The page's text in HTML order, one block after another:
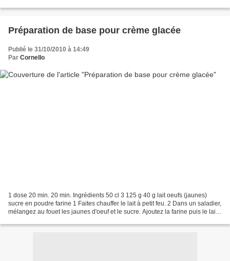
Préparation de base pour crème glacée
Publié le 31/10/2010 à 14:49
Par Cornello
1 dose 20 min. 20 min. Ingrédients 50 cl 3 125 g 40 g lait oeufs (jaunes)
sucre en poudre farine 1 Faites chauffer le lait à petit feu. 2 Dans un saladier,
mélangez au fouet les jaunes d'oeuf et le sucre. Ajoutez la farine puis le lait